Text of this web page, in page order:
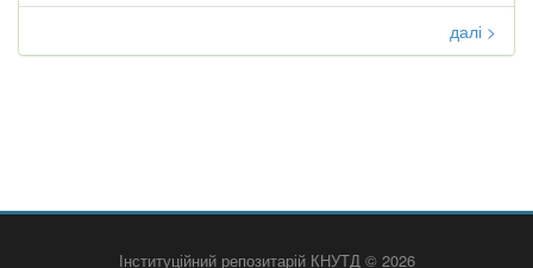
далі >
Інституційний репозитарій КНУТД © 2026